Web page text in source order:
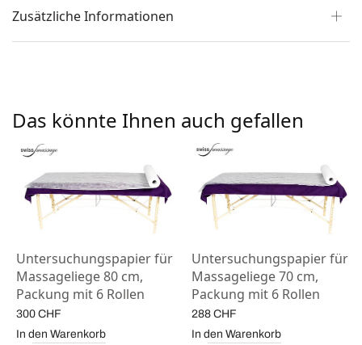
Zusätzliche Informationen
Das könnte Ihnen auch gefallen
Untersuchungspapier für
Massageliege 80 cm,
Packung mit 6 Rollen
300 CHF
In den Warenkorb
Untersuchungspapier für
Massageliege 70 cm,
Packung mit 6 Rollen
288 CHF
In den Warenkorb